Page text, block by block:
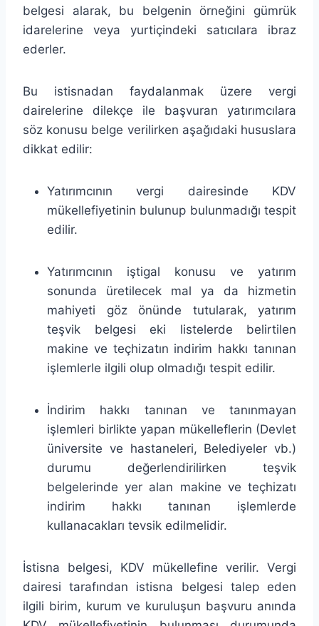
belgesi alarak, bu belgenin örneğini gümrük
idarelerine veya yurtiçindeki satıcılara ibraz
ederler.
Bu istisnadan faydalanmak üzere vergi
dairelerine dilekçe ile başvuran yatırımcılara
söz konusu belge verilirken aşağıdaki hususlara
dikkat edilir:
Yatırımcının vergi dairesinde KDV
mükellefiyetinin bulunup bulunmadığı tespit
edilir.
Yatırımcının iştigal konusu ve yatırım
sonunda üretilecek mal ya da hizmetin
mahiyeti göz önünde tutularak, yatırım
teşvik belgesi eki listelerde belirtilen
makine ve teçhizatın indirim hakkı tanınan
işlemlerle ilgili olup olmadığı tespit edilir.
İndirim hakkı tanınan ve tanınmayan
işlemleri birlikte yapan mükelleflerin (Devlet
üniversite ve hastaneleri, Belediyeler vb.)
durumu değerlendirilirken teşvik
belgelerinde yer alan makine ve teçhizatı
indirim hakkı tanınan işlemlerde
kullanacakları tevsik edilmelidir.
İstisna belgesi, KDV mükellefine verilir. Vergi
dairesi tarafından istisna belgesi talep eden
ilgili birim, kurum ve kuruluşun başvuru anında